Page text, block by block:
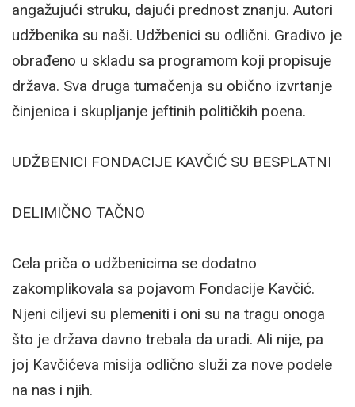
angažujući struku, dajući prednost znanju. Autori
udžbenika su naši. Udžbenici su odlični. Gradivo je
obrađeno u skladu sa programom koji propisuje
država. Sva druga tumačenja su obično izvrtanje
činjenica i skupljanje jeftinih političkih poena.
UDŽBENICI FONDACIJE KAVČIĆ SU BESPLATNI
DELIMIČNO TAČNO
Cela priča o udžbenicima se dodatno
zakomplikovala sa pojavom Fondacije Kavčić.
Njeni ciljevi su plemeniti i oni su na tragu onoga
što je država davno trebala da uradi. Ali nije, pa
joj Kavčićeva misija odlično služi za nove podele
na nas i njih.